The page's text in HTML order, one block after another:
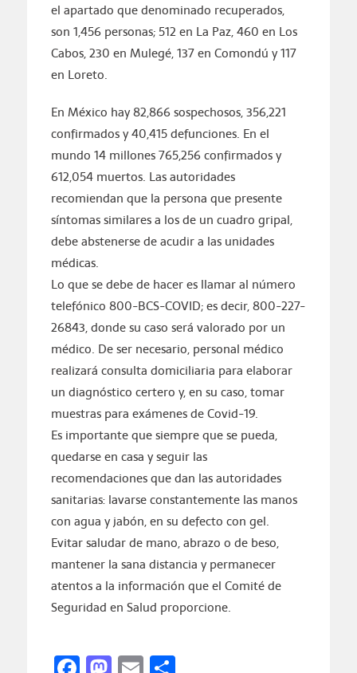
el apartado que denominado recuperados,
son 1,456 personas; 512 en La Paz, 460 en Los
Cabos, 230 en Mulegé, 137 en Comondú y 117
en Loreto.
En México hay 82,866 sospechosos, 356,221
confirmados y 40,415 defunciones. En el
mundo 14 millones 765,256 confirmados y
612,054 muertos. Las autoridades
recomiendan que la persona que presente
síntomas similares a los de un cuadro gripal,
debe abstenerse de acudir a las unidades
médicas.
Lo que se debe de hacer es llamar al número
telefónico 800-BCS-COVID; es decir, 800-227-
26843, donde su caso será valorado por un
médico. De ser necesario, personal médico
realizará consulta domiciliaria para elaborar
un diagnóstico certero y, en su caso, tomar
muestras para exámenes de Covid-19.
Es importante que siempre que se pueda,
quedarse en casa y seguir las
recomendaciones que dan las autoridades
sanitarias: lavarse constantemente las manos
con agua y jabón, en su defecto con gel.
Evitar saludar de mano, abrazo o de beso,
mantener la sana distancia y permanecer
atentos a la información que el Comité de
Seguridad en Salud proporcione.